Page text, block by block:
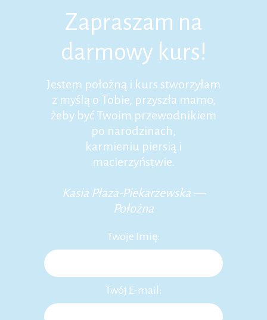
Zapraszam na
darmowy kurs!
Jestem położną i kurs stworzyłam
z myślą o Tobie, przyszła mamo,
żeby być Twoim przewodnikiem
po narodzinach,
karmieniu piersią i
macierzyństwie.
Kasia Płaza-Piekarzewska —
Położna
Twoje Imię:
Twój E-mail: